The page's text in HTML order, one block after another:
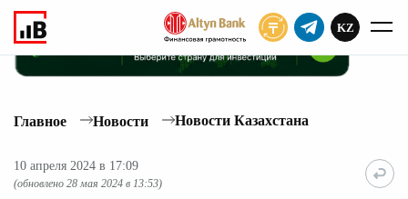
KZ
Главное Новости Новости Казахстана
10 апреля 2024 в 17:09
(обновлено 28 мая 2024 в 13:53)